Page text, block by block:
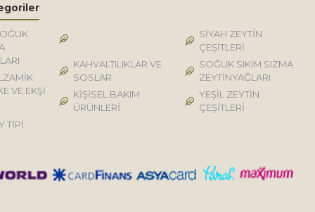
VE EKŞİ
KAHVALTILIKLAR VE
SOSLAR
KİŞİSEL BAKIM
ÜRÜNLERİ
SİYAH ZEYTİN
ÇEŞİTLERİ
SOĞUK SIKIM SIZMA
ZEYTİNYAĞLARI
YEŞİL ZEYTİN
ÇEŞİTLERİ